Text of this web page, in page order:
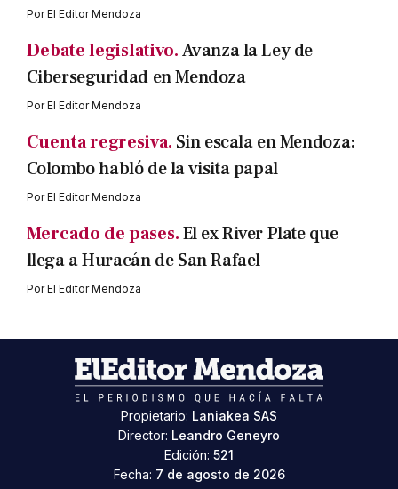
PorEl Editor Mendoza
Debate legislativo.Avanza la Ley de
Ciberseguridad en Mendoza
PorEl Editor Mendoza
Cuenta regresiva. Sin escala en Mendoza:
Colombo habló de la visita papal
PorEl Editor Mendoza
Mercado de pases.El ex River Plate que
llega a Huracán de San Rafael
PorEl Editor Mendoza
Propietario: Laniakea SAS
Director: Leandro Geneyro
Edición: 521
Fecha: 7 de agosto de 2026